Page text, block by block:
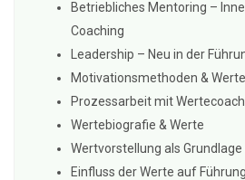
Betriebliches Mentoring –
Coaching
Leadership – Neu in der
Motivationsmethoden &
Prozessarbeit mit
Wertebiografie & Werte
Wertvorstellung als
Einfluss der Werte auf